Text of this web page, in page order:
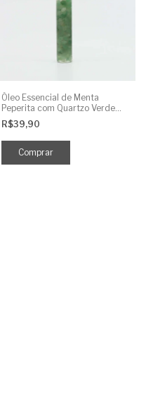
Óleo Essencial de Menta
Peperita com Quartzo Verde
em Roll-on
R$39,90